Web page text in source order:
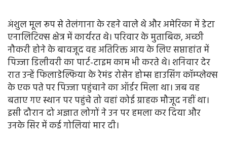
अंशुल मूल रूप से तेलंगाना के रहने वाले थे और अमेरिका में डेटा
एनालिटिक्स क्षेत्र में कार्यरत थे। परिवार के मुताबिक, अच्छी
नौकरी होने के बावजूद वह अतिरिक्त आय के लिए सप्ताहांत में
पिज्जा डिलीवरी का पार्ट-टाइम काम भी करते थे। शनिवार देर
रात उन्हें फिलाडेल्फिया के रेमंड रोसेन होम्स हाउसिंग कॉम्प्लेक्स
के एक पते पर पिज्जा पहुंचाने का ऑर्डर मिला था। जब वह
बताए गए स्थान पर पहुंचे तो वहां कोई ग्राहक मौजूद नहीं था।
इसी दौरान दो अज्ञात लोगों ने उन पर हमला कर दिया और
उनके सिर में कई गोलियां मार दी।